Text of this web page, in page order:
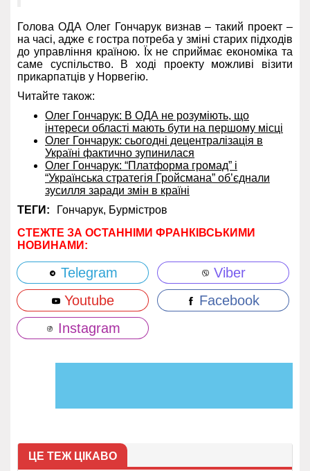
Голова ОДА Олег Гончарук визнав – такий проект –
на часі, адже є гостра потреба у зміні старих підходів
до управління країною. Їх не сприймає економіка та
саме суспільство. В ході проекту можливі візити
прикарпатців у Норвегію.
Читайте також:
Олег Гончарук: В ОДА не розуміють, що
інтереси області мають бути на першому місці
Олег Гончарук: сьогодні децентралізація в
Україні фактично зупинилася
Олег Гончарук: “Платформа громад” і
“Українська стратегія Гройсмана” об’єднали
зусилля заради змін в країні
ТЕГИ:
Гончарук, Бурмістров
СТЕЖТЕ ЗА ОСТАННІМИ ФРАНКІВСЬКИМИ
НОВИНАМИ:
Telegram
Viber
Youtube
Facebook
Instagram
ЦЕ ТЕЖ ЦІКАВО